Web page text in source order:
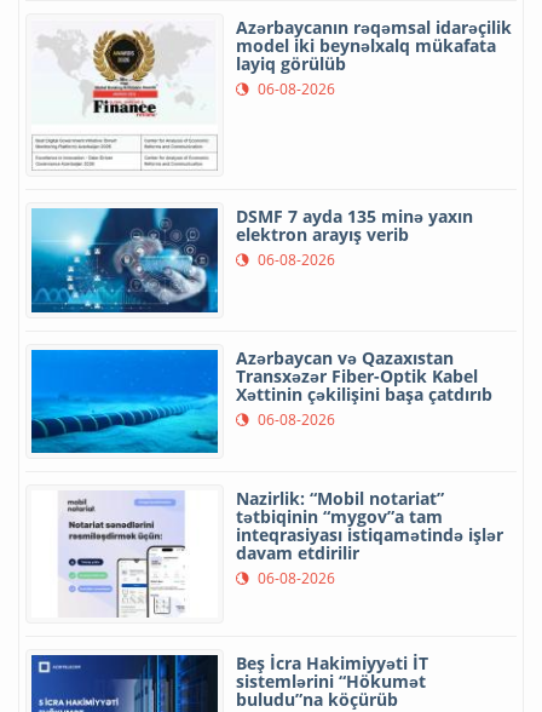
Azərbaycanın rəqəmsal idarəçilik
model iki beynəlxalq mükafata
layiq görülüb
06-08-2026
DSMF 7 ayda 135 minə yaxın
elektron arayış verib
06-08-2026
Azərbaycan və Qazaxıstan
Transxəzər Fiber-Optik Kabel
Xəttinin çəkilişini başa çatdırıb
06-08-2026
Nazirlik: “Mobil notariat”
tətbiqinin “mygov”a tam
inteqrasiyası istiqamətində işlər
davam etdirilir
06-08-2026
Beş İcra Hakimiyyəti İT
sistemlərini “Hökumət
buludu”na köçürüb